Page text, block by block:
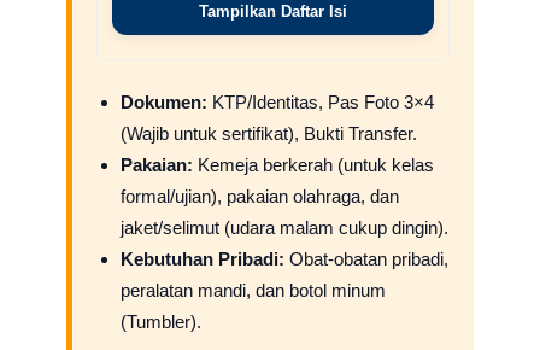
Tampilkan Daftar Isi
Dokumen: KTP/Identitas, Pas Foto 3×4
(Wajib untuk sertifikat), Bukti Transfer.
Pakaian: Kemeja berkerah (untuk kelas
formal/ujian), pakaian olahraga, dan
jaket/selimut (udara malam cukup dingin).
Kebutuhan Pribadi: Obat-obatan pribadi,
peralatan mandi, dan botol minum
(Tumbler).